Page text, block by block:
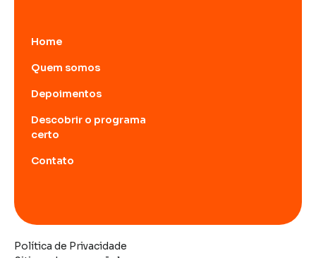
Home
Quem somos
Depoimentos
Descobrir o programa
certo
Contato
Política de Privacidade